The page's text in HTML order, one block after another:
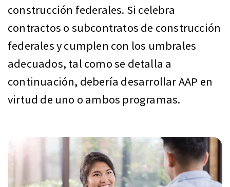
construcción federales. Si celebra
contractos o subcontratos de construcción
federales y cumplen con los umbrales
adecuados, tal como se detalla a
continuación, debería desarrollar AAP en
virtud de uno o ambos programas.